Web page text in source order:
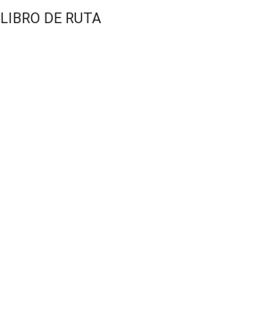
DE RUTA